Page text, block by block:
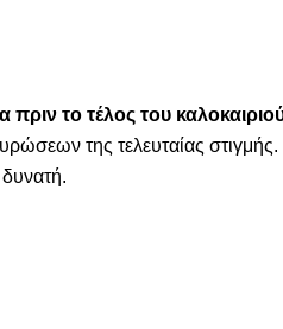
πριν το τέλος του
της τελευταίας
δυνατή.